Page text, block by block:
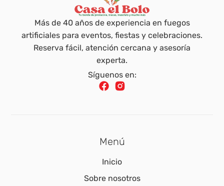
Más de 40 años de experiencia en fuegos
artificiales para eventos, fiestas y celebraciones.
Reserva fácil, atención cercana y asesoría
experta.
Síguenos en:
Menú
Inicio
Sobre nosotros